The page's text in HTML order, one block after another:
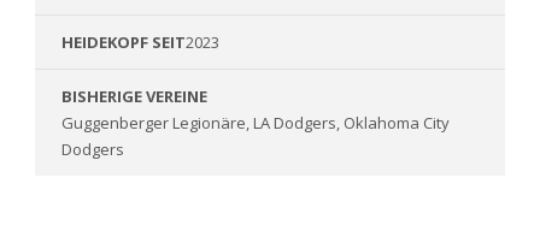
HEIDEKOPF SEIT2023
BISHERIGE VEREINE
Guggenberger Legionäre, LA Dodgers, Oklahoma City
Dodgers